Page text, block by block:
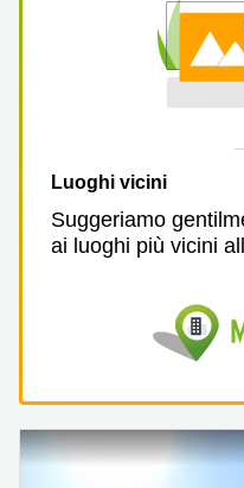
Luoghi vicini
Suggeriamo
ai luoghi più vicini